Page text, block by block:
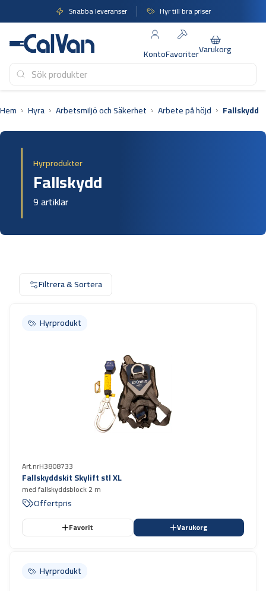
till
innehåll
Snabba leveranser Hyr till bra priser
KontoFavoriterVarukorg
Hem Hyra Arbetsmiljö och Säkerhet Arbete på höjd Fallskydd
Hyrprodukter
Fallskydd
9 artiklar
Filtrera & Sortera
Hyrprodukt
Hyrprodukt
Art.nrH3808733
Fallskyddskit Skylift stl XL
med fallskyddsblock 2 m
Offertpris
Favorit Varukorg
Hyrprodukt
Hyrprodukt